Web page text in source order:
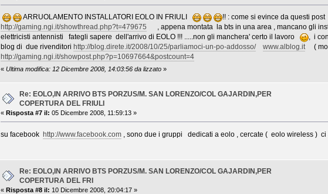
ARRUOLAMENTO INSTALLATORI EOLO IN FRIULI !! : come si evince da questi post
http://gaming.ngi.it/showthread.php?t=479675 , appena montata la bts in una area , mancano gli
elettricisti antennisti fategli sapere dell'arrivo di EOLO !!! .....non gli manchera' certo il lavoro
, i
blog di due rivenditori http://blog.direte.it/2008/10/25/parliamoci-un-po-addosso/ www.alblog.it(
http://gaming.ngi.it/showpost.php?p=10697664&postcount=4
« Ultima modifica: 12 Dicembre 2008, 14:03:56 da lizzato»
Re: EOLO,IN ARRIVO BTS PORZUS/M. SAN LORENZO/COL GAJARDIN,PER
COPERTURA DEL FRIULI
« Risposta #7 il: 05 Dicembre 2008, 11:59:13 »
su facebook http://www.facebook.com, sono due i gruppi dedicati a eolo , cercate ( eolo wireless ) ci
Re: EOLO,IN ARRIVO BTS PORZUS/M. SAN LORENZO/COL GAJARDIN,PER
COPERTURA DEL FRI
« Risposta #8 il: 10 Dicembre 2008, 20:04:17 »